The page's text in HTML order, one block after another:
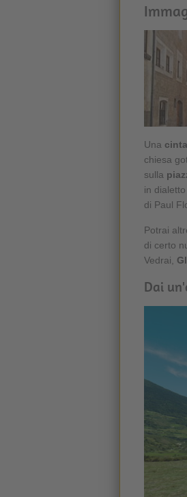
Una
chiesa
sulla
in
di Paul
Potrai
di certo
Vedrai,
Dai